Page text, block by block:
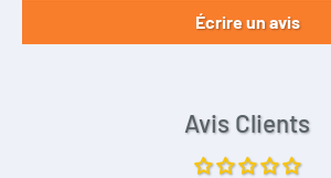
Écrire un avis
Avis Clients